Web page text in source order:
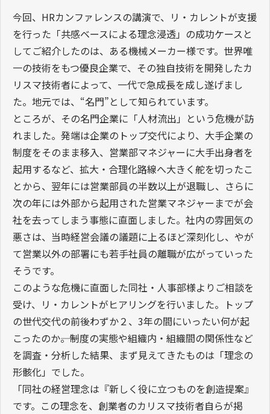
今回、HRカンファレンスの講演で、リ・カレントが支援
を行った「共感ベースによる理念浸透」の成功ケースと
してご紹介したのは、ある機械メーカー様です。世界唯
一の技術をもつ優良企業で、その独自技術を開発したカ
リスマ技術者によって、一代で急成長を成し遂げまし
た。地元では、“名門”として知られています。
ところが、その名門企業に「人材流出」という危機が訪
れました。発端は企業のトップ交代により、大手企業の
制度をそのまま移入、営業部マネジャーに大手出身者を
起用するなど、拡大・合理化路線へ大きく舵を切ったこ
とから、翌年には営業部員の半数以上が退職し、さらに
次の年には外部から起用された営業マネジャーまでが会
社を去ってしまう事態に直面しました。社内の雰囲気の
悪さは、当時経営会議の議題に上るほど深刻化し、やが
て営業以外の部署にも若手社員の離職が広がっていった
そうです。
このような危機に直面した同社・人事部様よりご相談を
受け、リ・カレントがヒアリングを行いました。トップ
の世代交代の前後わずか２、3年の間にいったい何が起
こったのか――。制度の実態や組織内・組織間の関係性など
を調査・分析した結果、まず見えてきたものは「理念の
形骸化」でした。
「同社の経営理念は『新しく役に立つものを創造提案』
です。この理念を、創業者のカリスマ技術者自らが掲